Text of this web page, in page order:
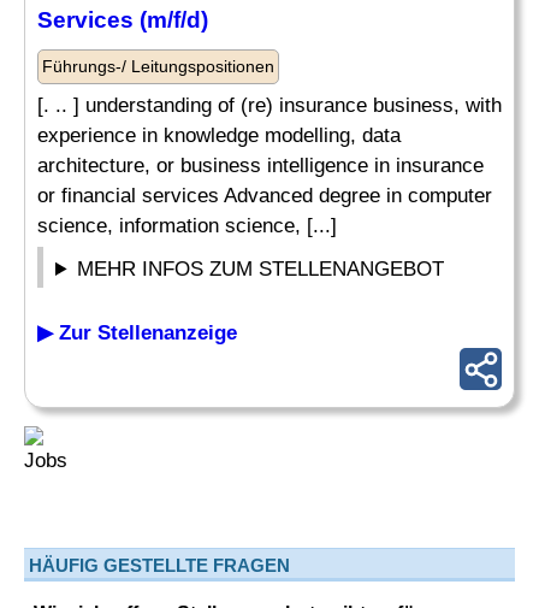
Services (m/f/d)
Führungs-/ Leitungspositionen
[. .. ] understanding of (re) insurance business, with
experience in knowledge modelling, data
architecture, or business intelligence in insurance
or financial services Advanced degree in computer
science, information science, [...]
MEHR INFOS ZUM STELLENANGEBOT
▶ Zur Stellenanzeige
HÄUFIG GESTELLTE FRAGEN